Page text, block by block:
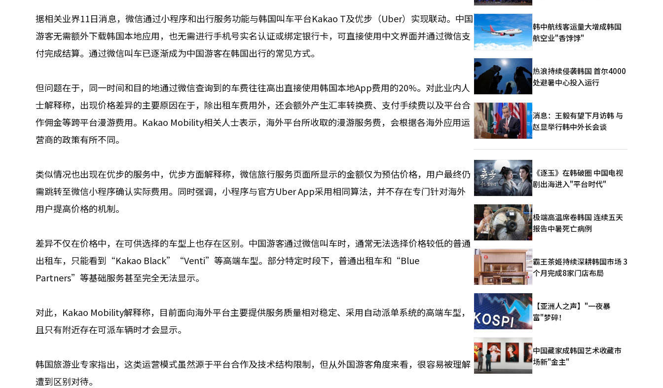
据相关业界11日消息，微信通过小程序和出行服务功能与韩国叫车平台Kakao T及优步（Uber）实现联动。中国
游客无需额外下载韩国本地应用，也无需进行手机号实名认证或绑定银行卡，可直接使用中文界面并通过微信支
付完成结算。通过微信叫车已逐渐成为中国游客在韩国出行的常见方式。
但问题在于，同一时间和目的地通过微信查询到的车费往往高出直接使用韩国本地App费用的20%。对此业内人
士解释称，出现价格差异的主要原因在于，除出租车费用外，还会额外产生汇率转换费、支付手续费以及平台合
作佣金等跨平台漫游费用。Kakao Mobility相关人士表示，海外平台所收取的漫游服务费，会根据各海外应用运
营商的政策有所不同。
类似情况也出现在优步的服务中，优步方面解释称，微信旅行服务页面所显示的金额仅为预估价格，用户最终仍
需跳转至微信小程序确认实际费用。同时强调，小程序与官方Uber App采用相同算法，并不存在专门针对海外
用户提高价格的机制。
差异不仅在价格中，在可供选择的车型上也存在区别。中国游客通过微信叫车时，通常无法选择价格较低的普通
出租车，只能看到“Kakao Black”“Venti”等高端车型。部分特定时段下，普通出租车和“Blue
Partners”等基础服务甚至完全无法显示。
对此，Kakao Mobility解释称，目前面向海外平台主要提供服务质量相对稳定、采用自动派单系统的高端车型，
且只有附近存在可派车辆时才会显示。
韩国旅游业专家指出，这类运营模式虽然源于平台合作及技术结构限制，但从外国游客角度来看，很容易被理解
遭到区别对待。
韩中航线客运量大增成韩国
航空业"香饽饽"
热浪持续侵袭韩国 首尔4000
处避暑中心投入运行
消息：王毅有望下月访韩 与
赵显举行韩中外长会谈
《逐玉》在韩破圈 中国电视
剧出海进入"平台时代"
极端高温席卷韩国 连续五天
报告中暑死亡病例
霸王茶姬持续深耕韩国市场 3
个月完成8家门店布局
【亚洲人之声】"一夜暴
富"梦碎！
中国藏家成韩国艺术收藏市
场新"金主"